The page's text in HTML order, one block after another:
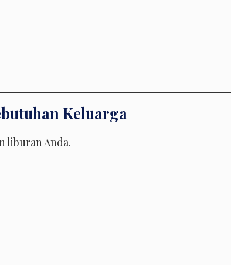
Keluarga
liburan Anda.